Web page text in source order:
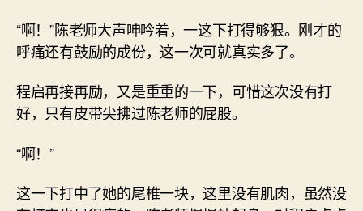
“啊！”陈老师大声呻吟着，一这下打得够狠。刚才的
呼痛还有鼓励的成份，这一次可就真实多了。
程启再接再励，又是重重的一下，可惜这次没有打
好，只有皮带尖拂过陈老师的屁股。
“啊！”
这一下打中了她的尾椎一块，这里没有肌肉，虽然没